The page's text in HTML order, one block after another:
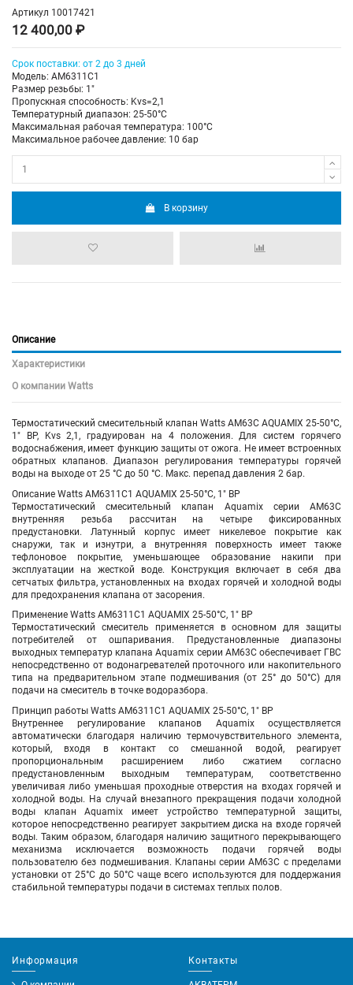
Артикул 10017421
12 400,00 ₽
Срок поставки: от 2 до 3 дней
Модель: AM6311C1
Размер резьбы: 1"
Пропускная способность: Kvs=2,1
Температурный диапазон: 25-50°С
Максимальная рабочая температура: 100°C
Максимальное рабочее давление: 10 бар
В корзину
Описание
Характеристики
О компании Watts
Термостатический смесительный клапан Watts AM63C AQUAMIX 25-50°C,
1" ВР, Kvs 2,1, градуирован на 4 положения. Для систем горячего
водоснабжения, имеет функцию защиты от ожога. Не имеет встроенных
обратных клапанов. Диапазон регулирования температуры горячей
воды на выходе от 25 °C до 50 °C. Макс. перепад давления 2 бар.
Описание Watts AM6311C1 AQUAMIX 25-50°C, 1" ВР
Термостатическийсмесительный клапан Aquamix серииAM63С
внутренняя резьба рассчитан на четыре фиксированных
предустановки. Латунный корпус имеет никелевое покрытие как
снаружи, так и изнутри, а внутренняя поверхность имеет также
тефлоновое покрытие, уменьшающее образование накипи при
эксплуатации на жесткой воде. Конструкция включает в себя два
сетчатых фильтра, установленных на входах горячей и холодной воды
для предохранения клапана от засорения.
Применение Watts AM6311C1 AQUAMIX 25-50°C, 1" ВР
Термостатический смеситель применяется в основном для защиты
потребителей от ошпаривания. Предустановленные диапазоны
выходных температур клапана Aquamix серии AM63С обеспечивает ГВС
непосредственно от водонагревателей проточного или накопительного
типа на предварительном этапе подмешивания (от 25° до 50°С) для
подачи на смеситель в точке водоразбора.
Принцип работы Watts AM6311C1 AQUAMIX 25-50°C, 1" ВР
Внутреннее регулирование клапанов Aquamix осуществляется
автоматически благодаря наличию термочувствительного элемента,
который, входя в контакт со смешанной водой, реагирует
пропорциональным расширением либо сжатием согласно
предустановленным выходным температурам, соответственно
увеличивая либо уменьшая проходные отверстия на входах горячей и
холодной воды. На случай внезапного прекращения подачи холодной
воды клапан Aquamix имеет устройство температурной защиты,
которое непосредственно реагирует закрытием диска на входе горячей
воды. Таким образом, благодаря наличию защитного перекрывающего
механизма исключается возможность подачи горячей воды
пользователю без подмешивания. Клапаны серииAM63С с пределами
установки от 25°C до 50°Cчаще всего используются для поддержания
стабильной температуры подачи в системах теплых полов.
Информация Контакты